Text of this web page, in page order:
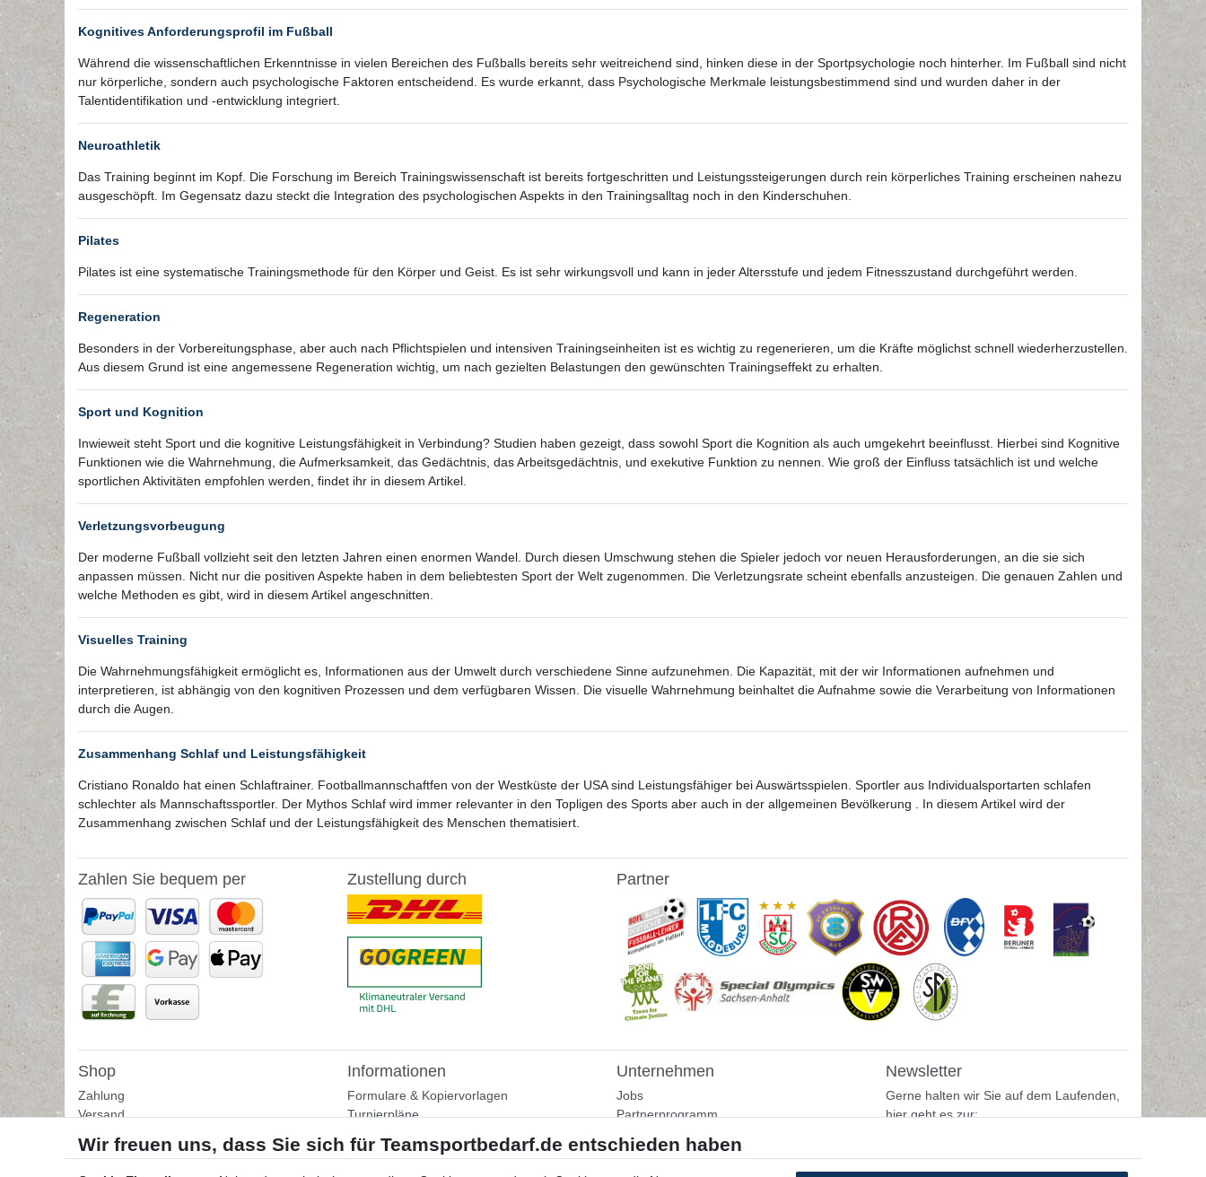
Kognitives Anforderungsprofil im Fußball
Während die wissenschaftlichen Erkenntnisse in vielen Bereichen des Fußballs bereits sehr weitreichend sind, hinken diese in der Sportpsychologie noch hinterher. Im Fußball sind nicht
nur körperliche, sondern auch psychologische Faktoren entscheidend. Es wurde erkannt, dass Psychologische Merkmale leistungsbestimmend sind und wurden daher in der
Talentidentifikation und -entwicklung integriert.
Neuroathletik
Das Training beginnt im Kopf. Die Forschung im Bereich Trainingswissenschaft ist bereits fortgeschritten und Leistungssteigerungen durch rein körperliches Training erscheinen nahezu
ausgeschöpft. Im Gegensatz dazu steckt die Integration des psychologischen Aspekts in den Trainingsalltag noch in den Kinderschuhen.
Pilates
Pilates ist eine systematische Trainingsmethode für den Körper und Geist. Es ist sehr wirkungsvoll und kann in jeder Altersstufe und jedem Fitnesszustand durchgeführt werden.
Regeneration
Besonders in der Vorbereitungsphase, aber auch nach Pflichtspielen und intensiven Trainingseinheiten ist es wichtig zu regenerieren, um die Kräfte möglichst schnell wiederherzustellen.
Aus diesem Grund ist eine angemessene Regeneration wichtig, um nach gezielten Belastungen den gewünschten Trainingseffekt zu erhalten.
Sport und Kognition
Inwieweit steht Sport und die kognitive Leistungsfähigkeit in Verbindung? Studien haben gezeigt, dass sowohl Sport die Kognition als auch umgekehrt beeinflusst. Hierbei sind Kognitive
Funktionen wie die Wahrnehmung, die Aufmerksamkeit, das Gedächtnis, das Arbeitsgedächtnis, und exekutive Funktion zu nennen. Wie groß der Einfluss tatsächlich ist und welche
sportlichen Aktivitäten empfohlen werden, findet ihr in diesem Artikel.
Verletzungsvorbeugung
Der moderne Fußball vollzieht seit den letzten Jahren einen enormen Wandel. Durch diesen Umschwung stehen die Spieler jedoch vor neuen Herausforderungen, an die sie sich
anpassen müssen. Nicht nur die positiven Aspekte haben in dem beliebtesten Sport der Welt zugenommen. Die Verletzungsrate scheint ebenfalls anzusteigen. Die genauen Zahlen und
welche Methoden es gibt, wird in diesem Artikel angeschnitten.
Visuelles Training
Die Wahrnehmungsfähigkeit ermöglicht es, Informationen aus der Umwelt durch verschiedene Sinne aufzunehmen. Die Kapazität, mit der wir Informationen aufnehmen und
interpretieren, ist abhängig von den kognitiven Prozessen und dem verfügbaren Wissen. Die visuelle Wahrnehmung beinhaltet die Aufnahme sowie die Verarbeitung von Informationen
durch die Augen.
Zusammenhang Schlaf und Leistungsfähigkeit
Cristiano Ronaldo hat einen Schlaftrainer. Footballmannschaftfen von der Westküste der USA sind Leistungsfähiger bei Auswärtsspielen. Sportler aus Individualsportarten schlafen
schlechter als Mannschaftssportler. Der Mythos Schlaf wird immer relevanter in den Topligen des Sports aber auch in der allgemeinen Bevölkerung . In diesem Artikel wird der
Zusammenhang zwischen Schlaf und der Leistungsfähigkeit des Menschen thematisiert.
Zahlen Sie bequem per Zustellung durch Partner
Shop
Zahlung
Versand
Helpcenter
Informationen
Formulare & Kopiervorlagen
Turnierpläne
Tipps & Informationen
Unternehmen
Jobs
Partnerprogramm
Bestellung widerrufen
Newsletter
Gerne halten wir Sie auf dem Laufenden,
hier geht es zur: